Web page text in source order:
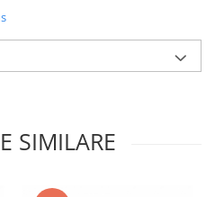
SIMILARE